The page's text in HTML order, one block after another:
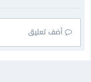
أضف تعليق